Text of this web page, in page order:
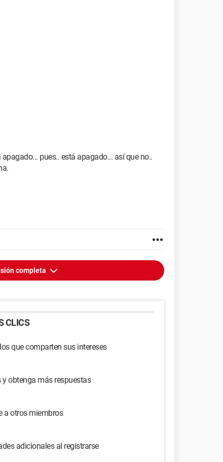
pues.. está apagado... así que no..
completa
CLICS
que comparten sus intereses
obtenga más respuestas
a otros miembros
adicionales al registrarse